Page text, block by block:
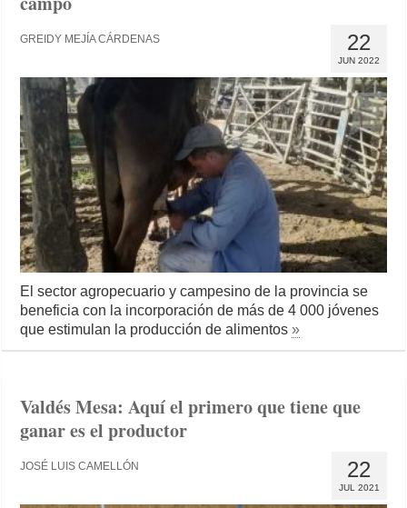
22
JUN 2022
GREIDY MEJÍA CÁRDENAS
El sector agropecuario y campesino de la provincia se
beneficia con la incorporación de más de 4 000 jóvenes
que estimulan la producción de alimentos»
Valdés Mesa: Aquí el primero que tiene que
ganar es el productor
22
JUL 2021
JOSÉ LUIS CAMELLÓN